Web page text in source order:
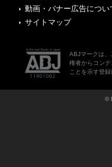
動画・バナー広告につい
サイトマップ
ABJマークは、
権者からコン
ことを示す登
©